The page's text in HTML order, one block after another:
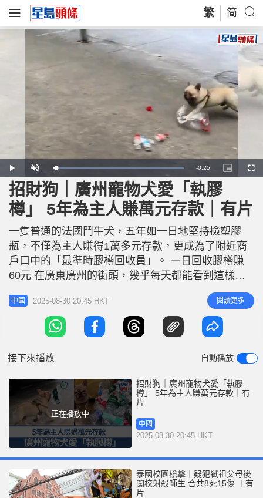
繁 简
P
l
a
y
U
n
m
u
t
L
o
a
d
e
1
0
.
0
0
%
R
e
m
i
n
i
e
-0:25
P
i
r
e
-
-
P
i
c
u
r
e
F
u
r
招財狗｜廣州寵物犬愛「執膠
樽」 5年為主人賺萬元存款｜有片
一隻普通的法國鬥牛犬，五年如一日地堅持撿塑膠
瓶，不僅為主人賺得1萬多元存款，更成為了附近商
戶口中的「最準時膠樽回收員」。 一日回收膠樽賺
60元 在廣東廣州的街頭，幾乎每天都能看到這樣一
幕：一名男子拿著麻袋，跟在一隻法國鬥牛犬身後。
這隻5歲半的小狗輕車熟路地穿梭於各商戶之間，熟
練地收集空膠樽，而且已經堅持了五年。 相關新
聞：狗狗去打工︱武漢酒店推陪睡服務 房費￥499有
中國 2025-08-30 20:45 HKT 閱讀更多
接下來播放 自動播放
正在播放中
招財狗｜廣州寵物犬愛「執膠
樽」 5年為主人賺萬元存款｜有
片
中國
2025-08-30 20:45 HKT
泰國校園槍擊｜疑犯弒祖父母後
闖校射殺師生 合共8死15傷 ︱有
片